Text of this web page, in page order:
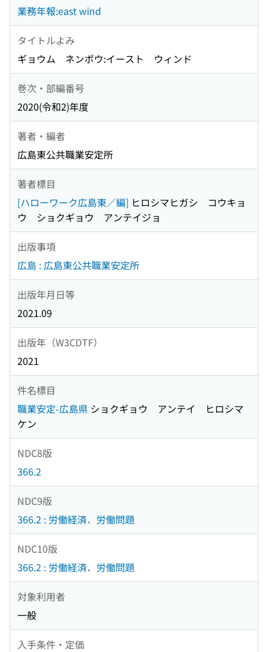
業務年報:east wind
タイトルよみ
ギョウム ネンポウ:イースト ウィンド
巻次・部編番号
2020(令和2)年度
著者・編者
広島東公共職業安定所
著者標目
[ハローワーク広島東／編] ヒロシマヒガシ コウキョ
ウ ショクギョウ アンテイジョ
出版事項
広島 : 広島東公共職業安定所
出版年月日等
2021.09
出版年（W3CDTF）
2021
件名標目
職業安定-広島県 ショクギョウ アンテイ ヒロシマ
ケン
NDC8版
366.2
NDC9版
366.2 : 労働経済．労働問題
NDC10版
366.2 : 労働経済．労働問題
対象利用者
一般
入手条件・定価